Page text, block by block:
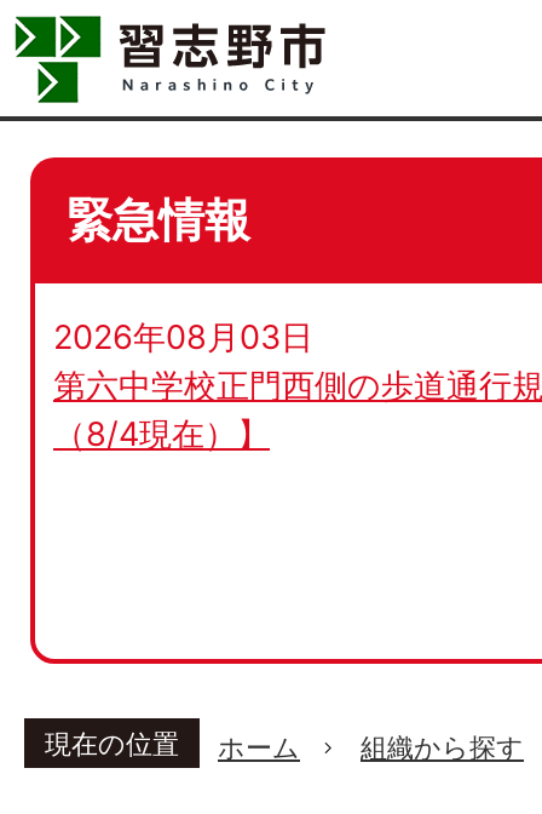
緊急情報
2026年08月03日
第六中学校正門西側の歩道通行
（8/4現在）】
現在の位置 ホーム 組織から探す